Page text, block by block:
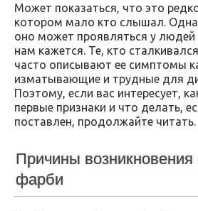
Может показаться, что это
котором мало кто слышал.
оно может проявляться у
нам кажется. Те, кто
часто описывают ее симптомы
изматывающие и трудные для
Поэтому, если вас интересует,
первые признаки и что делать,
поставлен, продолжайте читать.
Причины возникновения
фарби